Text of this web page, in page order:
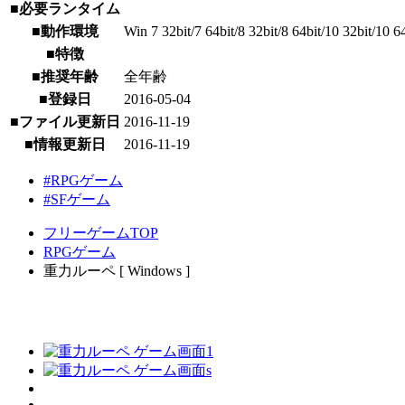
■必要ランタイム
■動作環境
Win 7 32bit/7 64bit/8 32bit/8 64bit/10 32bit/10
■特徴
■推奨年齢
全年齢
■登録日
2016-05-04
■ファイル更新日 2016-11-19
■情報更新日
2016-11-19
#RPGゲーム
#SFゲーム
フリーゲームTOP
RPGゲーム
重力ルーペ [ Windows ]